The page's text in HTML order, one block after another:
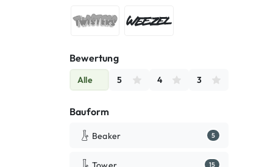
TWISTERS® WEEZEL®
Bewertung
Alle 5 4 3
Bauform
Beaker 5
15